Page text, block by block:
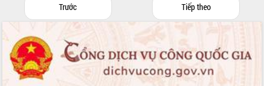
Trước Tiếp theo